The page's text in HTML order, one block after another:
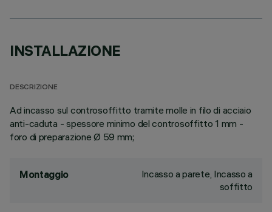
INSTALLAZIONE
DESCRIZIONE
Ad incasso sul controsoffitto tramite molle in filo di acciaio
anti-caduta - spessore minimo del controsoffitto 1 mm -
foro di preparazione Ø 59 mm;
Montaggio
Incasso a parete, Incasso a
soffitto